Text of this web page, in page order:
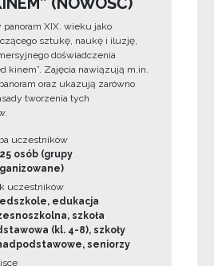
XIX. wieku jako
sztukę, naukę i iluzję,
doświadczenia
kinem”. Zajęcia nawiązują m.in.
oraz ukazują zarówno
tworzenia tych
uczestników
osób (grupy
uczestników
edukacja
szkoła
(kl. 4-8), szkoły
seniorzy